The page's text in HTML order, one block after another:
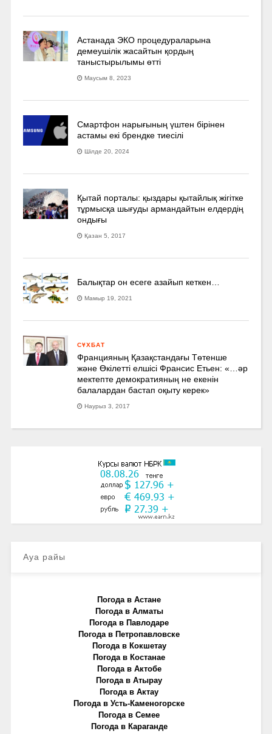
Астанада ЭКО процедураларына
демеушілік жасайтын қордың
таныстырылымы өтті
Маусым 8, 2023
Смартфон нарығының үштен бірінен
астамы екі брендке тиесілі
Шілде 20, 2024
Қытай порталы: қыздары қытайлық жігітке
тұрмысқа шығуды армандайтын елдердің
ондығы
Қазан 5, 2017
Балықтар он есеге азайып кеткен…
Мамыр 19, 2021
СҰХБАТ
Францияның Қазақстандағы Төтенше
және Өкілетті елшісі Франсис Етьен: «…әр
мектепте демократияның не екенін
балалардан бастап оқыту керек»
Наурыз 3, 2017
Ауа райы
Погода в Астане
Погода в Алматы
Погода в Павлодаре
Погода в Петропавловске
Погода в Кокшетау
Погода в Костанае
Погода в Актобе
Погода в Атырау
Погода в Актау
Погода в Усть-Каменогорске
Погода в Семее
Погода в Караганде